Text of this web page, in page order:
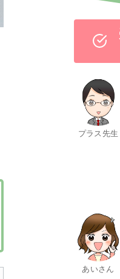
プラス先生
あいさん